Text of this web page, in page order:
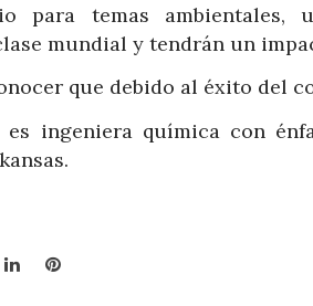
para temas ambientales,
mundial y tendrán un
que debido al éxito del
es ingeniera química con
LinkedInPinterest